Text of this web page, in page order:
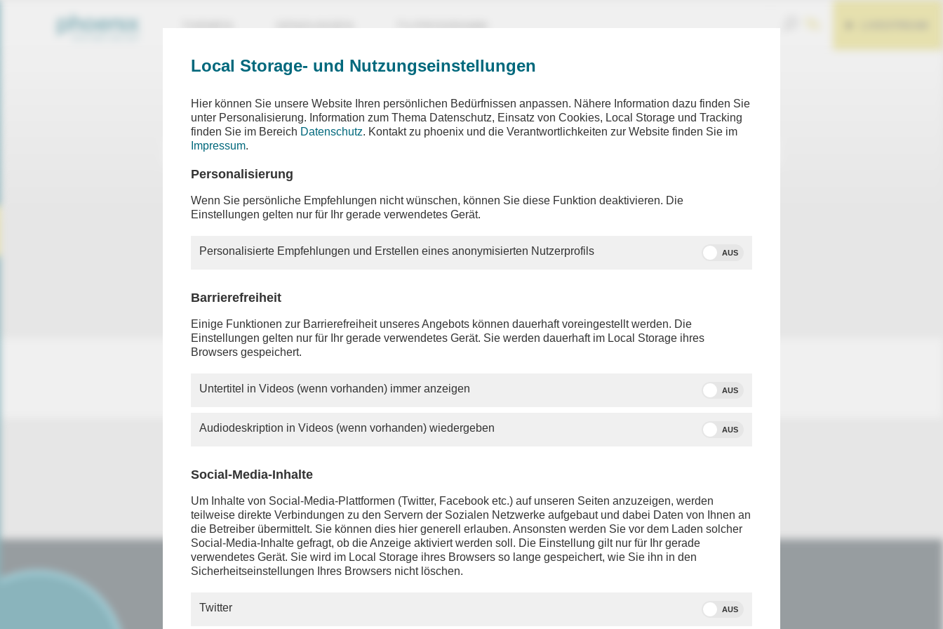
THEMEN SENDUNGEN TV-PROGRAMM
Teilen
Youtube
Facebook
Local Storage- und Nutzungseinstellungen
Hier können Sie unsere Website Ihren persönlichen Bedürfnissen anpassen. Nähere Information dazu finden Sie
unter Personalisierung. Information zum Thema Datenschutz, Einsatz von Cookies, Local Storage und Tracking
finden Sie im Bereich Datenschutz. Kontakt zu phoenix und die Verantwortlichkeiten zur Website finden Sie im
Impressum.
Personalisierung
Wenn Sie persönliche Empfehlungen nicht wünschen, können Sie diese Funktion deaktivieren. Die
Einstellungen gelten nur für Ihr gerade verwendetes Gerät.
Personalisierte Empfehlungen und Erstellen eines anonymisierten Nutzerprofils AUS
Barrierefreiheit
Einige Funktionen zur Barrierefreiheit unseres Angebots können dauerhaft voreingestellt werden. Die
Einstellungen gelten nur für Ihr gerade verwendetes Gerät. Sie werden dauerhaft im Local Storage ihres
Browsers gespeichert.
Untertitel in Videos (wenn vorhanden) immer anzeigen AUS
Audiodeskription in Videos (wenn vorhanden) wiedergeben AUS
Social-Media-Inhalte
Um Inhalte von Social-Media-Plattformen (Twitter, Facebook etc.) auf unseren Seiten anzuzeigen, werden
teilweise direkte Verbindungen zu den Servern der Sozialen Netzwerke aufgebaut und dabei Daten von Ihnen an
die Betreiber übermittelt. Sie können dies hier generell erlauben. Ansonsten werden Sie vor dem Laden solcher
Social-Media-Inhalte gefragt, ob die Anzeige aktiviert werden soll. Die Einstellung gilt nur für Ihr gerade
verwendetes Gerät. Sie wird im Local Storage ihres Browsers so lange gespeichert, wie Sie ihn in den
Sicherheitseinstellungen Ihres Browsers nicht löschen.
Twitter AUS